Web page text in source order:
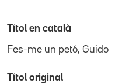
Títol en català
Fes-me un petó, Guido
Títol original